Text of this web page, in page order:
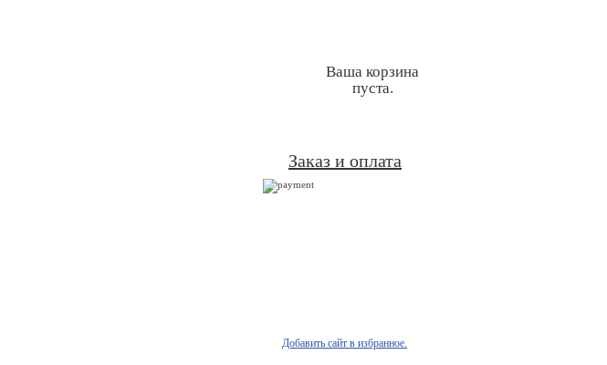
Ваша корзина
пуста.
Заказ и оплата
Добавить сайт в избранное.